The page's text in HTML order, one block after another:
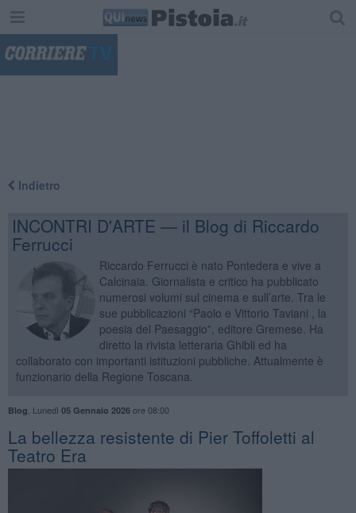
Indietro
INCONTRI D'ARTE — il Blog di Riccardo
Ferrucci
Riccardo Ferrucci è nato Pontedera e vive a
Calcinaia. Giornalista e critico ha pubblicato
numerosi volumi sul cinema e sull’arte. Tra le
sue pubblicazioni “Paolo e Vittorio Taviani , la
poesia del Paesaggio”, editore Gremese. Ha
diretto la rivista letteraria Ghibli ed ha
collaborato con importanti istituzioni pubbliche. Attualmente è
funzionario della Regione Toscana.
Blog Lunedì 05 Gennaio 2026ore 08:00
​La bellezza resistente di Pier Toffoletti al
Teatro Era